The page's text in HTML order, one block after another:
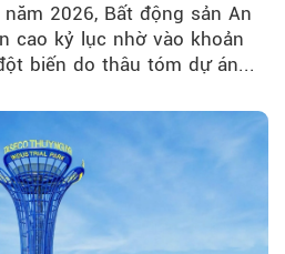
2026, Bất động sản An
cao kỷ lục nhờ vào khoản
biến do thâu tóm dự án...